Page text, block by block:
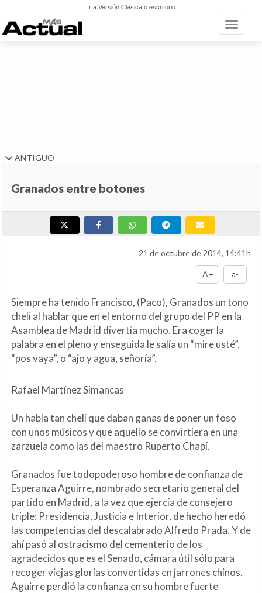
Ir a Versión Clásica o escritorio
Toggle
ANTIGUO
Granados entre botones
21 de octubre de 2014, 14:41h
A+ a-
Siempre ha tenido Francisco, (Paco), Granados un tono
cheli al hablar que en el entorno del grupo del PP en la
Asamblea de Madrid divertía mucho. Era coger la
palabra en el pleno y enseguida le salía un “mire usté”,
“pos vaya”, o “ajo y agua, señoría”.
Rafael Martínez Simancas
Un habla tan cheli que daban ganas de poner un foso
con unos músicos y que aquello se convirtiera en una
zarzuela como las del maestro Ruperto Chapí.
Granados fue todopoderoso hombre de confianza de
Esperanza Aguirre, nombrado secretario general del
partido en Madrid, a la vez que ejercía de consejero
triple: Presidencia, Justicia e Interior, de hecho heredó
las competencias del descalabrado Alfredo Prada. Y de
ahí pasó al ostracismo del cementerio de los
agradecidos que es el Senado, cámara útil sólo para
recoger viejas glorias convertidas en jarrones chinos.
Aguirre perdió la confianza en su hombre fuerte